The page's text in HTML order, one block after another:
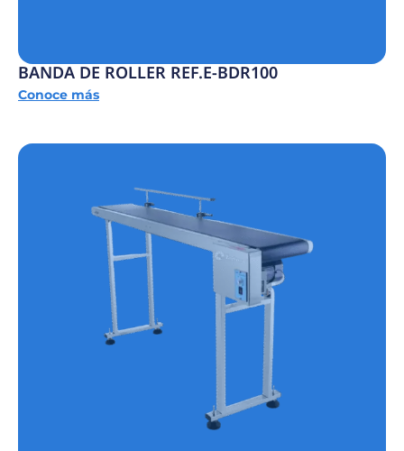
BANDA DE ROLLER REF.E-BDR100
Conoce más